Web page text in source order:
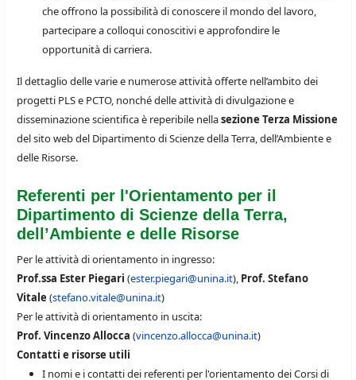
che offrono la possibilità di conoscere il mondo del lavoro,
partecipare a colloqui conoscitivi e approfondire le
opportunità di carriera.
Il dettaglio delle varie e numerose attività offerte nell’ambito dei
progetti PLS e PCTO, nonché delle attività di divulgazione e
disseminazione scientifica è reperibile nellasezione Terza Missione
del sito web del Dipartimento di Scienze della Terra, dell’Ambiente e
delle Risorse.
Referenti per l'Orientamento per il
Dipartimento di Scienze della Terra,
dell’Ambiente e delle Risorse
Per le attività di orientamento in ingresso:
Prof.ssa Ester Piegari (ester.piegari@unina.it), Prof. Stefano
Vitale (stefano.vitale@unina.it)
Per le attività di orientamento in uscita:
Prof. Vincenzo Allocca (vincenzo.allocca@unina.it)
Contatti e risorse utili
I nomi e i contatti dei referenti per l'orientamento dei Corsi di